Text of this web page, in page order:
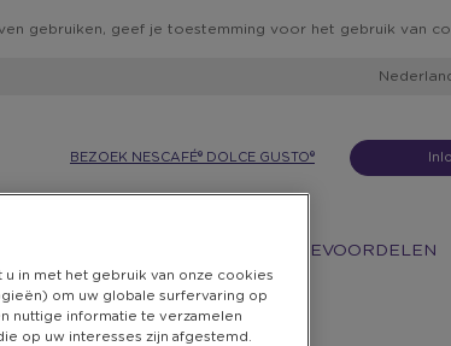
gebruiken, geef je toestemming voor het gebruik van
BEZOEK NESCAFÉ® DOLCE GUSTO®
KOFFIEVOORDELEN
in met het gebruik van onze cookies
om uw globale surfervaring op
nuttige informatie te verzamelen
op uw interesses zijn afgestemd.